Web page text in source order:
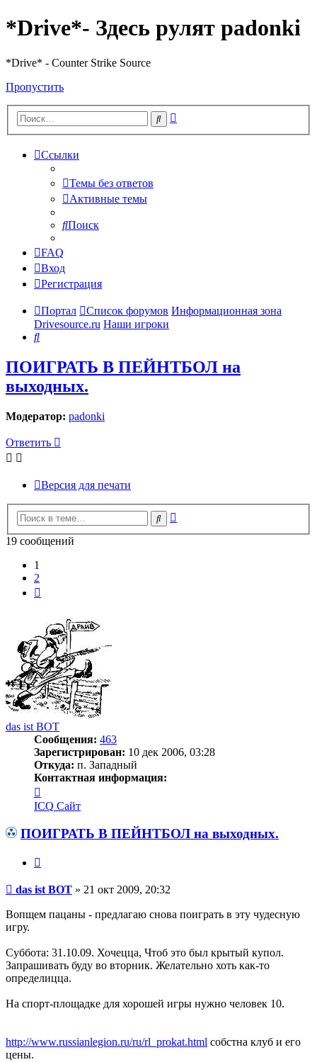
*Drive*- Здесь рулят padonki
*Drive* - Counter Strike Source
Пропустить
Поиск
Ссылки
Темы без ответов
Активные темы
Поиск
FAQ
Вход
Регистрация
Портал Список форумов Информационная зона
Drivesource.ru Наши игроки
Поиск
ПОИГРАТЬ В ПЕЙНТБОЛ на
выходных.
Модератор: padonki
Ответить
Версия для печати
Поиск
19 сообщений
1
2
das ist BOT
Сообщения: 463
Зарегистрирован: 10 дек 2006, 03:28
Откуда: п. Западный
Контактная информация:
информация
пользователя
das
ist
ICQ Сайт
ПОИГРАТЬ В ПЕЙНТБОЛ на выходных.
Сообщение
das ist BOT » 21 окт 2009, 20:32
Вопщем пацаны - предлагаю снова поиграть в эту чудесную
игру.
Суббота: 31.10.09. Хочецца, Чтоб это был крытый купол.
Запрашивать буду во вторник. Желательно хоть как-то
определицца.
На спорт-площадке для хорошей игры нужно человек 10.
http://www.russianlegion.ru/ru/rl_prokat.html собстна клуб и его
цены.